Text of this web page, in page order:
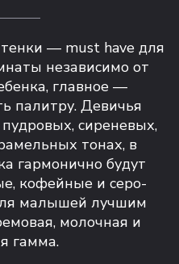
— must have для
независимо от
главное —
палитру. Девичья
сиреневых,
тонах, в
гармонично будут
кофейные и серо-
малышей лучшим
молочная и
гамма.